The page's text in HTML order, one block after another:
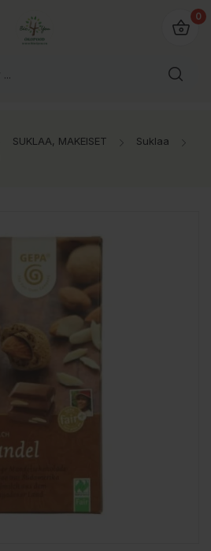
0
SUKLAA, MAKEISET
Suklaa